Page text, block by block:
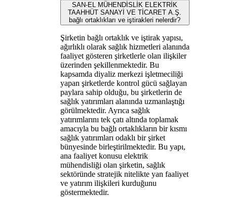
SAN-EL MÜHENDİSLİK ELEKTRİK
TAAHHÜT SANAYİ VE TİCARET A.Ş.
bağlı ortaklıkları ve iştirakleri nelerdir?
Şirketin bağlı ortaklık ve iştirak yapısı,
ağırlıklı olarak sağlık hizmetleri alanında
faaliyet gösteren şirketlerle olan ilişkiler
üzerinden şekillenmektedir. Bu
kapsamda diyaliz merkezi işletmeciliği
yapan şirketlerde kontrol gücü sağlayan
paylara sahip olduğu, bu şirketlerin de
sağlık yatırımları alanında uzmanlaştığı
görülmektedir. Ayrıca sağlık
yatırımlarını tek çatı altında toplamak
amacıyla bu bağlı ortaklıkların bir kısmı
sağlık yatırımları odaklı bir şirket
bünyesinde birleştirilmektedir. Bu yapı,
ana faaliyet konusu elektrik
mühendisliği olan şirketin, sağlık
sektöründe stratejik nitelikte yan faaliyet
ve yatırım ilişkileri kurduğunu
göstermektedir.